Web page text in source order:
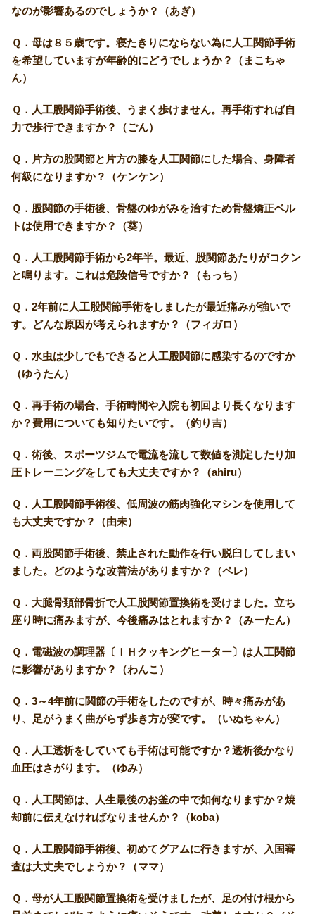
なのが影響あるのでしょうか？（あぎ）
Ｑ．母は８５歳です。寝たきりにならない為に人工関節手術
を希望していますが年齢的にどうでしょうか？（まこちゃ
ん）
Ｑ．人工股関節手術後、うまく歩けません。再手術すれば自
力で歩行できますか？（ごん）
Ｑ．片方の股関節と片方の膝を人工関節にした場合、身障者
何級になりますか？（ケンケン）
Ｑ．股関節の手術後、骨盤のゆがみを治すため骨盤矯正ベル
トは使用できますか？（葵）
Ｑ．人工股関節手術から2年半。最近、股関節あたりがコクン
と鳴ります。これは危険信号ですか？（もっち）
Ｑ．2年前に人工股関節手術をしましたが最近痛みが強いで
す。どんな原因が考えられますか？（フィガロ）
Ｑ．水虫は少しでもできると人工股関節に感染するのですか
（ゆうたん）
Ｑ．再手術の場合、手術時間や入院も初回より長くなります
か？費用についても知りたいです。（釣り吉）
Ｑ．術後、スポーツジムで電流を流して数値を測定したり加
圧トレーニングをしても大丈夫ですか？（ahiru）
Ｑ．人工股関節手術後、低周波の筋肉強化マシンを使用して
も大丈夫ですか？（由未）
Ｑ．両股関節手術後、禁止された動作を行い脱臼してしまい
ました。どのような改善法がありますか？（ペレ）
Ｑ．大腿骨頚部骨折で人工股関節置換術を受けました。立ち
座り時に痛みますが、今後痛みはとれますか？（みーたん）
Ｑ．電磁波の調理器〔ＩＨクッキングヒーター〕は人工関節
に影響がありますか？（わんこ）
Ｑ．3～4年前に関節の手術をしたのですが、時々痛みがあ
り、足がうまく曲がらず歩き方が変です。（いぬちゃん）
Ｑ．人工透析をしていても手術は可能ですか？透析後かなり
血圧はさがります。（ゆみ）
Ｑ．人工関節は、人生最後のお釜の中で如何なりますか？焼
却前に伝えなければなりませんか？（koba）
Ｑ．人工股関節手術後、初めてグアムに行きますが、入国審
査は大丈夫でしょうか？（ママ）
Ｑ．母が人工股関節置換術を受けましたが、足の付け根から